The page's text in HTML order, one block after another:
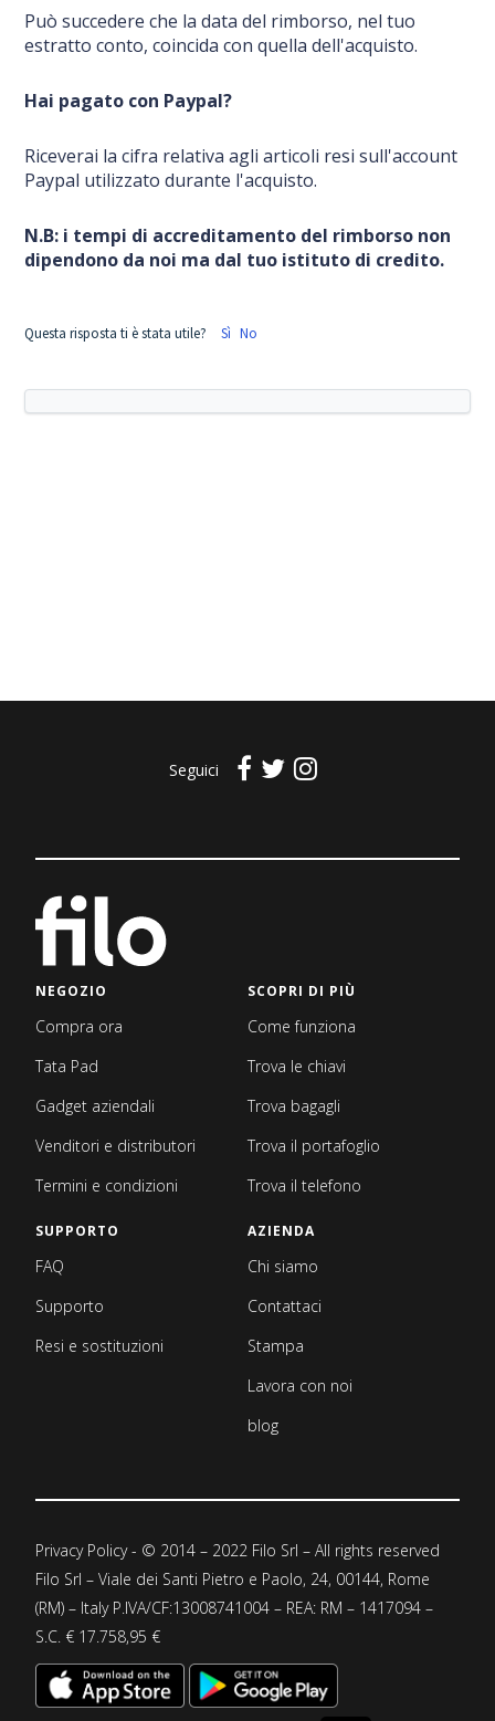
Può succedere che la data del rimborso, nel tuo
estratto conto, coincida con quella dell'acquisto.
Hai pagato con Paypal?
Riceverai la cifra relativa agli articoli resi sull'account
Paypal utilizzato durante l'acquisto.
N.B: i tempi di accreditamento del rimborso non
dipendono da noi ma dal tuo istituto di credito.
Questa risposta ti è stata utile? Sì No
Seguici
NEGOZIO
Compra ora
Tata Pad
Gadget aziendali
Venditori e distributori
Termini e condizioni
SCOPRI DI PIÙ
Come funziona
Trova le chiavi
Trova bagagli
Trova il portafoglio
Trova il telefono
SUPPORTO
FAQ
Supporto
Resi e sostituzioni
AZIENDA
Chi siamo
Contattaci
Stampa
Lavora con noi
blog
Privacy Policy- © 2014 – 2022 Filo Srl – All rights reserved
Filo Srl – Viale dei Santi Pietro e Paolo, 24, 00144, Rome
(RM) – Italy P.IVA/CF:13008741004 – REA: RM – 1417094 –
S.C. € 17.758,95 €